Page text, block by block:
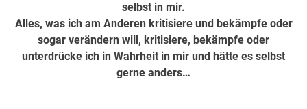
selbst in mir.
Alles, was ich am Anderen kritisiere und bekämpfe oder
sogar verändern will, kritisiere, bekämpfe oder
unterdrücke ich in Wahrheit in mir und hätte es selbst
gerne anders…